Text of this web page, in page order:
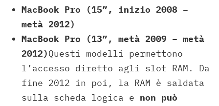
MacBook Pro (15”, inizio 2008 –
metà 2012)
MacBook Pro (13”, metà 2009 – metà
2012)Questi modelli permettono
l’accesso diretto agli slot RAM. Da
fine 2012 in poi, la RAM è saldata
sulla scheda logica e non può